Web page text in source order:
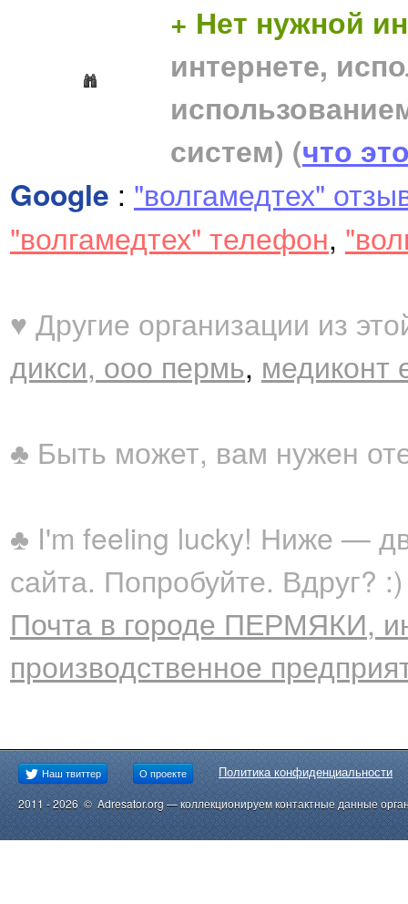
+ Нет нужной
интернете,
систем) (что
Google : "волгамедтех"
"волгамедтех" телефон,
♥ Другие организации из
дикси, ооо пермь, медиконт
♣ Быть может, вам нужен
♣ I'm feeling lucky! Ниже —
сайта. Попробуйте. Вдруг? :)
Почта в городе ПЕРМЯКИ,
производственное
Наш твиттер О проекте Политика конфиденциальности
2011 - 2026 © Adresator.org — коллекционируем контактные данные